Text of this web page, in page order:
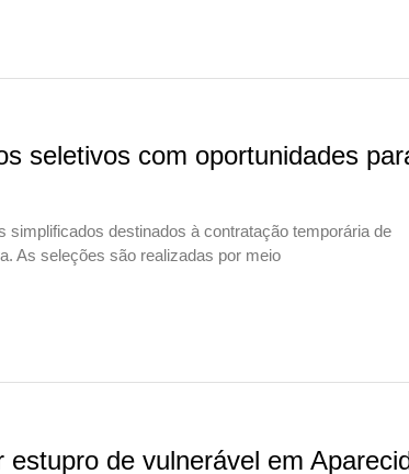
seletivos com oportunidades
destinados à contratação temporária de
As seleções são realizadas por meio
de vulnerável em